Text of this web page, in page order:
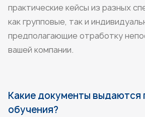
практические кейсы из разных
как групповые, так и
предполагающие отработку
вашей компании.
Какие документы выдаются
обучения?